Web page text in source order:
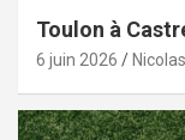
Toulon à
6 juin 2026